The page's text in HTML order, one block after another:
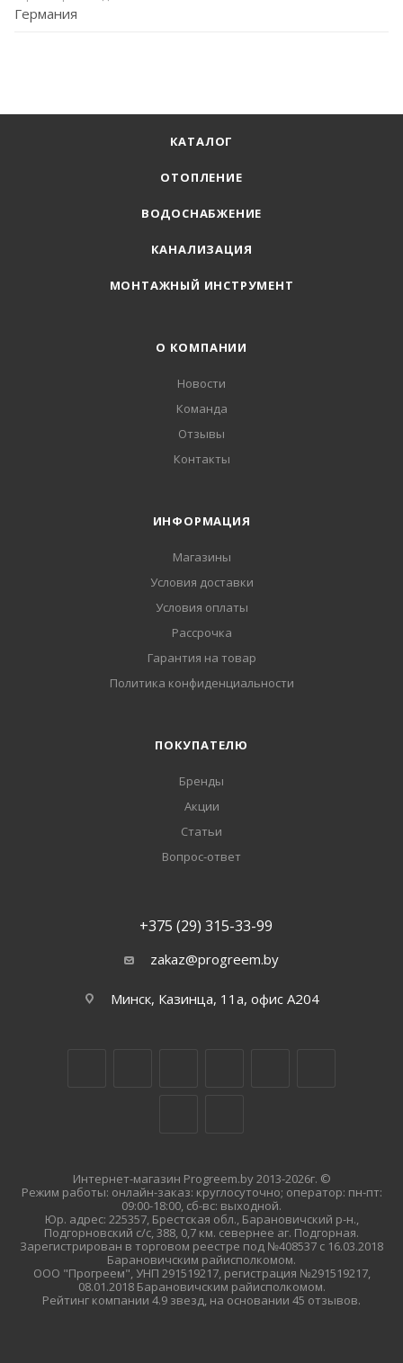
Германия
КАТАЛОГ
ОТОПЛЕНИЕ
ВОДОСНАБЖЕНИЕ
КАНАЛИЗАЦИЯ
МОНТАЖНЫЙ ИНСТРУМЕНТ
О КОМПАНИИ
Новости
Команда
Отзывы
Контакты
ИНФОРМАЦИЯ
Магазины
Условия доставки
Условия оплаты
Рассрочка
Гарантия на товар
Политика конфиденциальности
ПОКУПАТЕЛЮ
Бренды
Акции
Статьи
Вопрос-ответ
+375 (29) 315-33-99
zakaz@progreem.by
Минск, Казинца, 11а, офис А204
Интернет-магазин Progreem.by 2013-2026г. ©
Режим работы: онлайн-заказ: круглосуточно; оператор: пн-пт:
09:00-18:00, сб-вс: выходной.
Юр. адрес: 225357, Брестская обл., Барановичский р-н.,
Подгорновский с/с, 388, 0,7 км. севернее аг. Подгорная.
Зарегистрирован в торговом реестре под №408537 с 16.03.2018
Барановичским райисполкомом.
ООО "Прогреем", УНП 291519217, регистрация №291519217,
08.01.2018 Барановичским райисполкомом.
Рейтинг компании 4.9 звезд, на основании 45 отзывов.